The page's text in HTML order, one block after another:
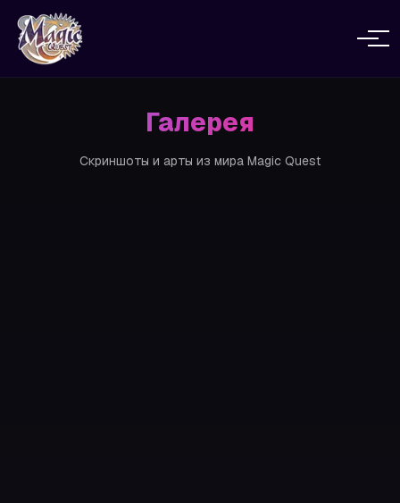
Галерея
Скриншоты и арты из мира Magic Quest